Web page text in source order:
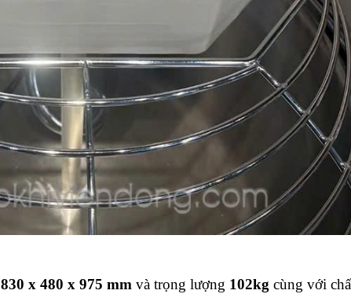
830 x 480 x 975 mm và trọng lượng 102kg cùng với